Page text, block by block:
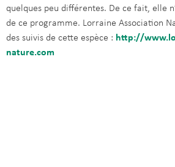
quelques peu différentes. De ce fait, elle
de ce programme. Lorraine Association
des suivis de cette espèce : http://
nature.com